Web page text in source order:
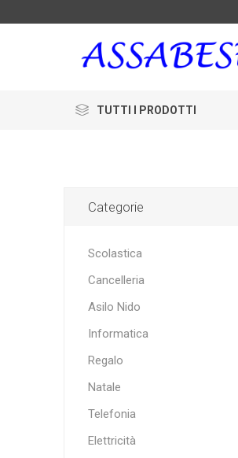
TUTTI I PRODOTTI
Categorie
Scolastica
Cancelleria
Asilo Nido
Informatica
Regalo
Natale
Telefonia
Elettricità